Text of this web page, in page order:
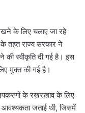
के लिए चलाए जा रहे
तहत राज्य सरकार ने
की स्वीकृति दी गई है। इस
मुक्त की गई है।
उपकरणों के रखरखाव के लिए
आवश्यकता जताई थी, जिसमें